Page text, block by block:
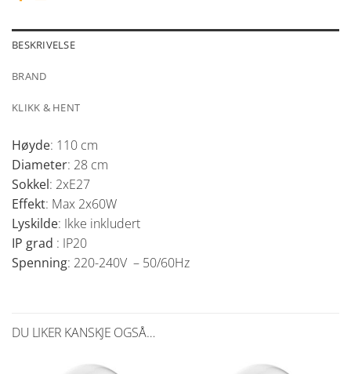
BESKRIVELSE
BRAND
KLIKK & HENT
Høyde: 110 cm
Diameter: 28 cm
Sokkel: 2xE27
Effekt: Max 2x60W
Lyskilde: Ikke inkludert
IP grad : IP20
Spenning: 220-240V – 50/60Hz
DU LIKER KANSKJE OGSÅ…